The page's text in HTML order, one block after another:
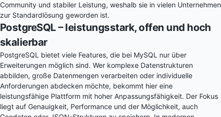
Community und stabiler Leistung, weshalb sie in vielen Unternehmen
zur Standardlösung geworden ist.
PostgreSQL – leistungsstark, offen und hoch
skalierbar
PostgreSQL bietet viele Features, die bei MySQL nur über
Erweiterungen möglich sind. Wer komplexe Datenstrukturen
abbilden, große Datenmengen verarbeiten oder individuelle
Anforderungen abdecken möchte, bekommt hier eine
leistungsfähige Plattform mit hoher Anpassungsfähigkeit. Der Fokus
liegt auf Genauigkeit, Performance und der Möglichkeit, auch